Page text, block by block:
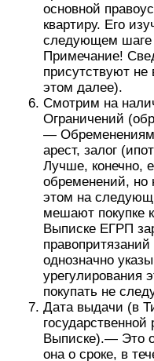
основной
квартиру. Его
следующем
Примечание!
присутствуют
этом далее).
Смотрим на
Ограничений
—
арест, залог
Лучше, конечно,
обременений, но
этом на
мешают покупке
Выписке ЕГРП
однозначно
урегулирования
покупать не
Дата выдачи (в
Выписке).— Это
она о сроке, в